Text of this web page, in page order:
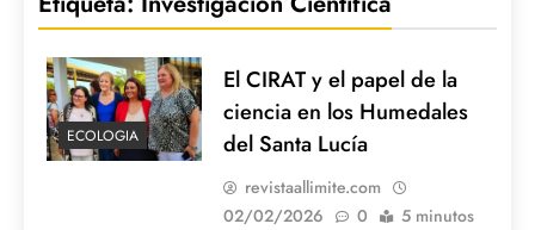
ECOLOGIA
El CIRAT y el papel de la
ciencia en los Humedales
del Santa Lucía
revistaallimite.com
02/02/2026
0 5 minutos